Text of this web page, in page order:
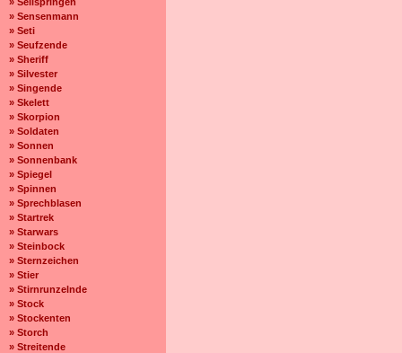
» Sensenmann
» Seti
» Seufzende
» Sheriff
» Silvester
» Singende
» Skelett
» Skorpion
» Soldaten
» Sonnen
» Sonnenbank
» Spiegel
» Spinnen
» Sprechblasen
» Startrek
» Starwars
» Steinbock
» Sternzeichen
» Stier
» Stirnrunzelnde
» Stock
» Stockenten
» Storch
» Streitende